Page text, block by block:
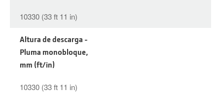
10330 (33 ft 11 in)
Altura de descarga -
Pluma monobloque,
mm (ft/in)
10330 (33 ft 11 in)